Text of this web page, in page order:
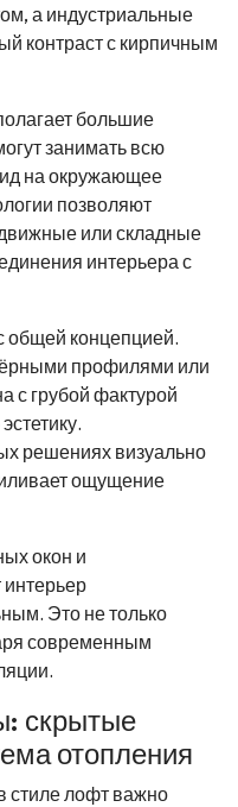
а индустриальные
контраст с кирпичным
большие
занимать всю
на окружающее
позволяют
или складные
интерьера с
общей концепцией.
профилями или
с грубой фактурой
решениях визуально
ощущение
окон и
Это не только
современным
скрытые
отопления
стиле лофт важно